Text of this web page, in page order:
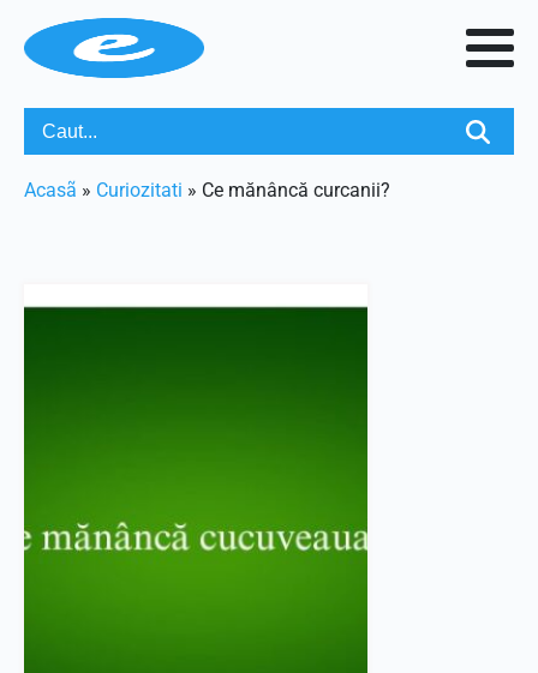
Acasã » Curiozitati » Ce mănâncă curcanii?